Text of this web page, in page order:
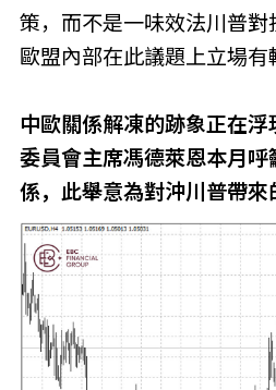
策，而不是一味效法川普對
歐盟內部在此議題上立場有
中歐關係解凍的跡象正在
委員會主席馮德萊恩本月呼
係，此舉意為對沖川普帶來